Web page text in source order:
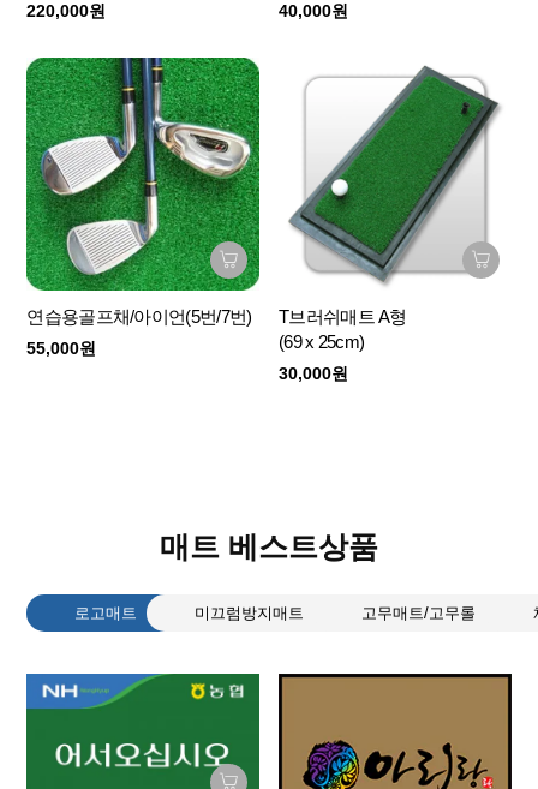
220,000원 40,000원
연습용골프채/아이언(5번/7번)
55,000원
T브러쉬매트 A형
(69 x 25cm)
30,000원
매트 베스트상품
로고매트 미끄럼방지매트 고무매트/고무롤